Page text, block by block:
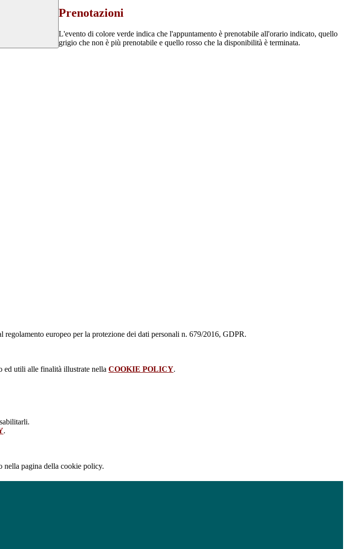
Prenotazioni
L'evento di colore verde indica che l'appuntamento è prenotabile all'orario indicato, quello
grigio che non è più prenotabile e quello rosso che la disponibilità è terminata.
europeo per la protezione dei dati personali n. 679/2016, GDPR.
ed utili alle finalità illustrate nella COOKIE POLICY.
.
nella pagina della cookie policy.